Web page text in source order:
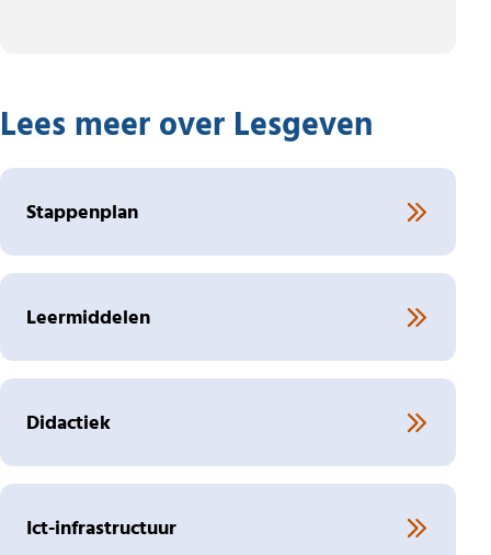
Lees meer over Lesgeven
Stappenplan
Leermiddelen
Didactiek
Ict-infrastructuur